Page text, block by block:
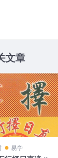
文章
易学